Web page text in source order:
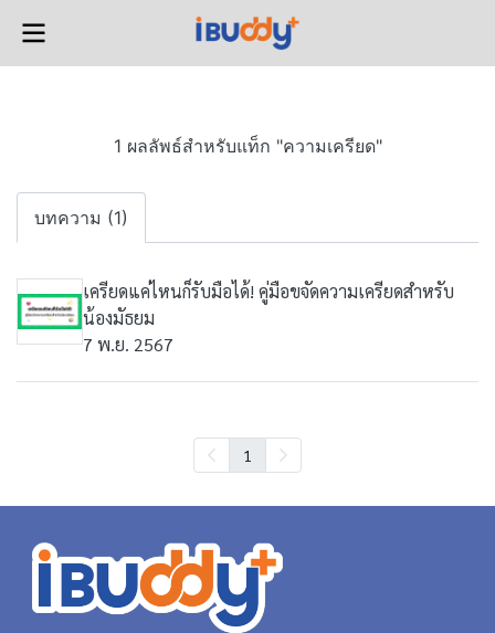
1 ผลลัพธ์สำหรับแท็ก "ความเครียด"
บทความ (1)
เครียดแค่ไหนก็รับมือได้! คู่มือขจัดความเครียดสำหรับ
น้องมัธยม
7 พ.ย. 2567
1